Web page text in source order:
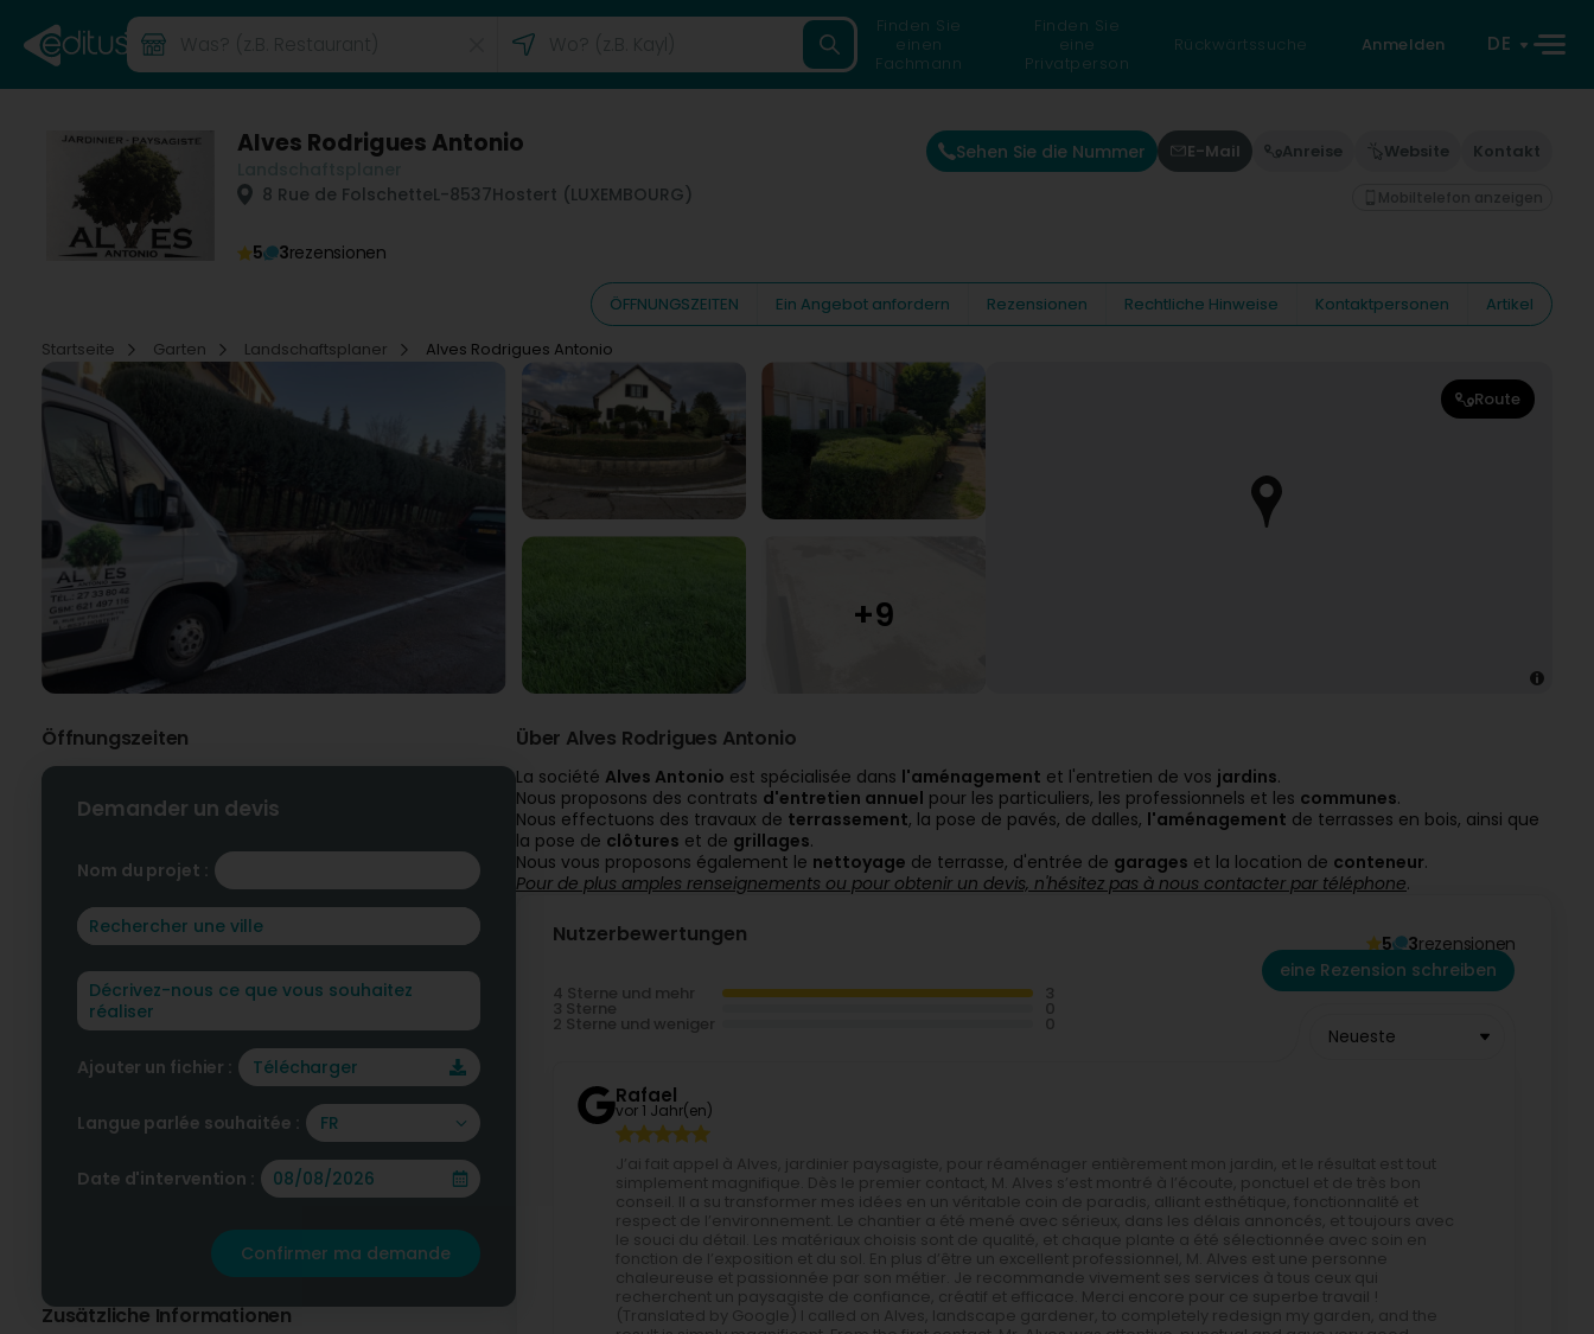
Finden Sie
einen
Fachmann
Finden Sie
eine
Privatperson
Rückwärtssuche Anmelden DE
Alves Rodrigues Antonio
8 Rue de FolschetteL-8537Hostert (LUXEMBOURG)
5 3rezensionen
Sehen Sie die Nummer E-Mail Anreise Website Kontakt
Mobiltelefon anzeigen
ÖFFNUNGSZEITEN Ein Angebot anfordern Rezensionen Rechtliche Hinweise Kontaktpersonen
Artikel
Startseite
Garten Landschaftsplaner Alves Rodrigues Antonio
Route
Öffnungszeiten
Demander un devis
Nom du projet :
Ajouter un fichier : Télécharger
Langue parlée souhaitée : FR
Date d'intervention :
Confirmer ma demande
Zusätzliche Informationen
Über Alves Rodrigues Antonio
La société Alves Antonio est spécialisée dans l'aménagement et l'entretien de vos jardins.
Nous proposons des contrats d'entretien annuel pour les particuliers, les professionnels et les communes.
Nous effectuons des travaux de terrassement, la pose de pavés, de dalles, l'aménagement de terrasses en bois, ainsi que
la pose de clôtures et de grillages.
Nous vous proposons également le nettoyage de terrasse, d'entrée de garages et la location de conteneur.
Pour de plus amples renseignements ou pour obtenir un devis, n'hésitez pas à nous contacter par téléphone.
Nutzerbewertungen 5 3rezensionen
4 Sterne und mehr
3 Sterne
2 Sterne und weniger
eine Rezension schreiben
Neueste
Rafael
vor 1 Jahr(en)
J’ai fait appel à Alves, jardinier paysagiste, pour réaménager entièrement mon jardin, et le résultat est tout
simplement magnifique. Dès le premier contact, M. Alves s’est montré à l’écoute, ponctuel et de très bon
conseil. Il a su transformer mes idées en un véritable coin de paradis, alliant esthétique, fonctionnalité et
respect de l’environnement. Le chantier a été mené avec sérieux, dans les délais annoncés, et toujours avec
le souci du détail. Les matériaux choisis sont de qualité, et chaque plante a été sélectionnée avec soin en
fonction de l’exposition et du sol. En plus d’être un excellent professionnel, M. Alves est une personne
chaleureuse et passionnée par son métier. Je recommande vivement ses services à tous ceux qui
recherchent un paysagiste de confiance, créatif et efficace. Merci encore pour ce superbe travail !
(Translated by Google) I called on Alves, landscape gardener, to completely redesign my garden, and the